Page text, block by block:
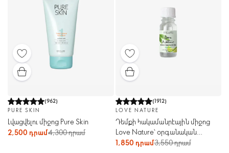
(962)
PURE SKIN
Լվացվելու միջոց Pure Skin
2,500 դրամ4,300 դրամ
(1912)
LOVE NATURE
Դեմքի հակամանրէային միջոց
Love Nature՝ օրգանական
թեյածառով և լայմով
1,850 դրամ3,550 դրամ